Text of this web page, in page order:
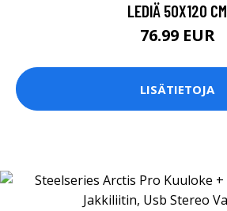
LEDIÄ 50X120 CM
76.99 EUR
LISÄTIETOJA